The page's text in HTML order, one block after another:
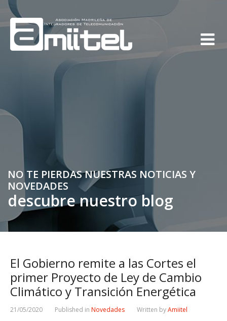
NO TE PIERDAS NUESTRAS NOTICIAS Y
NOVEDADES
descubre nuestro blog
El Gobierno remite a las Cortes el
primer Proyecto de Ley de Cambio
Climático y Transición Energética
21/05/2020 Published in Novedades Written byAmiitel